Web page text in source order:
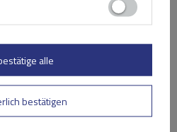
Wir versenden schon am10. August
bestätigen
alle